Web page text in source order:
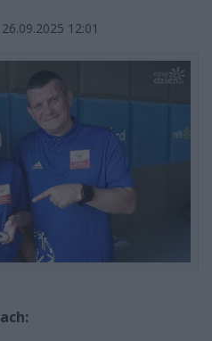
26.09.2025 12:01